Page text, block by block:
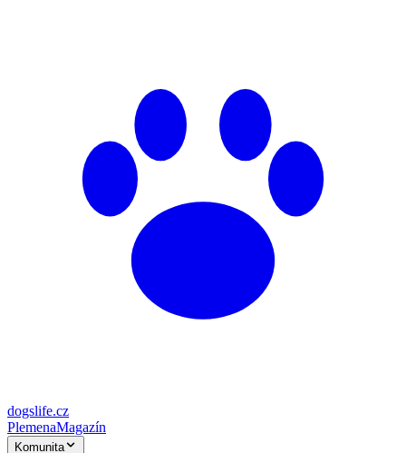
dogslife.cz
PlemenaMagazín
Komunita